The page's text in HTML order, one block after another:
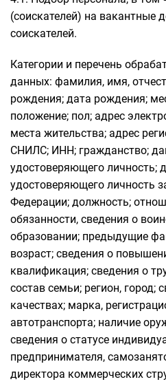
(соискателей) на вакантные
соискателей.
Категории и перечень
данных: фамилия, имя,
рождения; дата рождения;
положение; пол; адрес
места жительства; адрес
СНИЛС; ИНН; гражданство;
удостоверяющего личность;
удостоверяющего личность
Федерации; должность;
обязанности, сведения о
образовании; предыдущие
возраст; сведения о
квалификация; сведения о
состав семьи; регион, город;
качествах; марка,
автотранспорта; наличие
сведения о статусе
предпринимателя,
директора коммерческих